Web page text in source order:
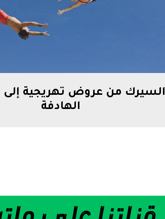
السيرك من عروض تهريجية
الهادفة